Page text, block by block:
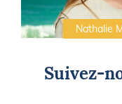
Nathalie
Suivez-